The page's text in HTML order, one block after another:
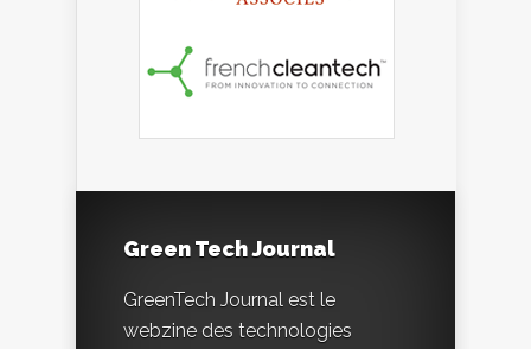
Green Tech Journal
GreenTech Journal est le
webzine des technologies